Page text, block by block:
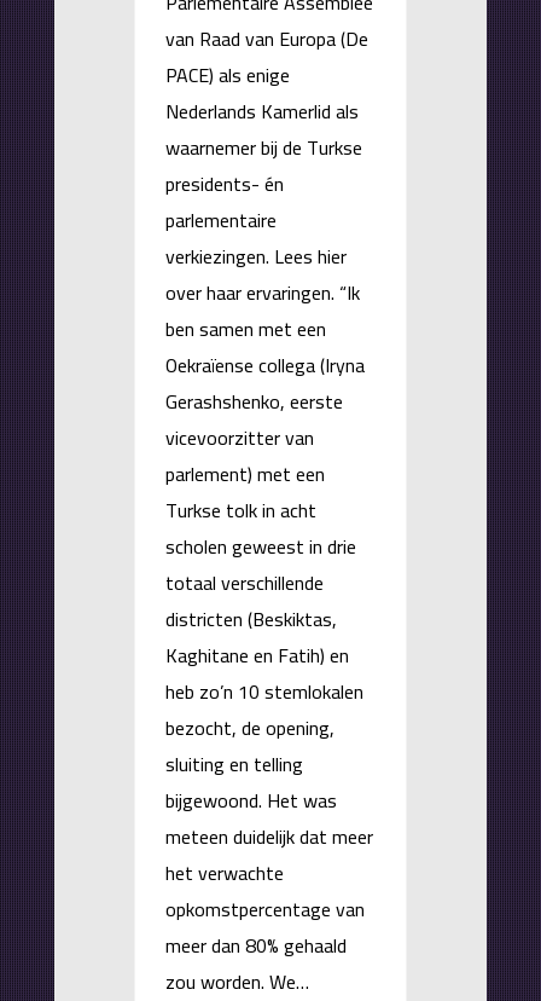
van Raad van Europa (De
PACE) als enige
Nederlands Kamerlid als
waarnemer bij de Turkse
presidents- én
parlementaire
verkiezingen. Lees hier
over haar ervaringen. “Ik
ben samen met een
Oekraïense collega (Iryna
Gerashshenko, eerste
vicevoorzitter van
parlement) met een
Turkse tolk in acht
scholen geweest in drie
totaal verschillende
districten (Beskiktas,
Kaghitane en Fatih) en
heb zo’n 10 stemlokalen
bezocht, de opening,
sluiting en telling
bijgewoond. Het was
meteen duidelijk dat meer
het verwachte
opkomstpercentage van
meer dan 80% gehaald
zou worden. We…